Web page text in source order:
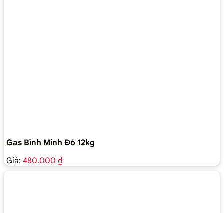
Gas Bình Minh Đỏ 12kg
Giá: 480.000 ₫